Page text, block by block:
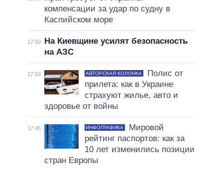
компенсации за удар по судну в
Каспийском море
17:50
На Киевщине усилят безопасность
на АЗС
17:50 АВТОРСКАЯ КОЛОНКА
Полис от
прилета: как в Украине
страхуют жилье, авто и
здоровье от войны
17:45 ИНФОГРАФИКА
Мировой
рейтинг паспортов: как за
10 лет изменились позиции
стран Европы